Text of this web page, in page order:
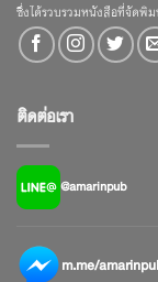
ซึ่งได้รวบรวมหนังสือที่จัดพิ
ติดต่อเรา
@amarinpub
m.me/